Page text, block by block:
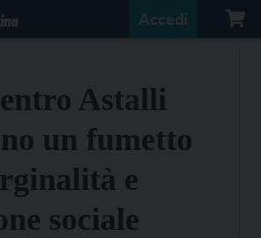
Accedi
Astalli
un fumetto
e
sociale